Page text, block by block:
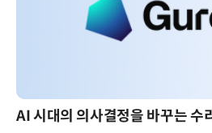
AI 핀옵스 실전 세미나: 폭증하는